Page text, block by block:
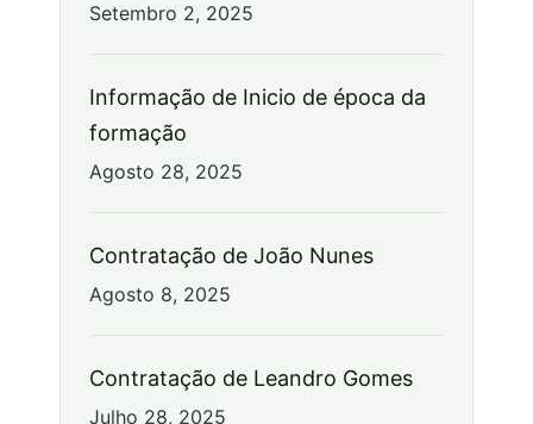
Setembro 2, 2025
Informação de Inicio de época da
formação
Agosto 28, 2025
Contratação de João Nunes
Agosto 8, 2025
Contratação de Leandro Gomes
Julho 28, 2025